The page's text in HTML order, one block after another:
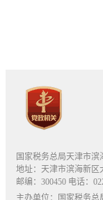
国家税务总局天津市滨
地址：天津市滨海新区
邮编：300450 电话：